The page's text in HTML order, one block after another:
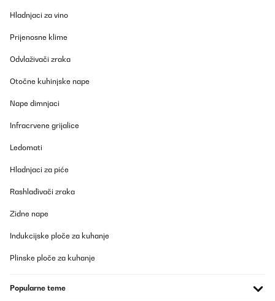
Hladnjaci za vino
Prijenosne klime
Odvlaživači zraka
Otočne kuhinjske nape
Nape dimnjaci
Infracrvene grijalice
Ledomati
Hladnjaci za piće
Rashlađivači zraka
Zidne nape
Indukcijske ploče za kuhanje
Plinske ploče za kuhanje
Popularne teme